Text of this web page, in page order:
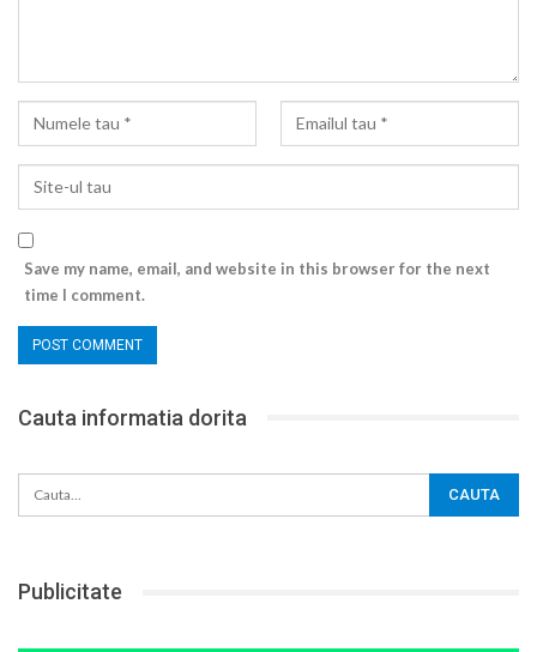
Save my name, email, and website in this browser for the next
time I comment.
Cauta informatia dorita
Publicitate